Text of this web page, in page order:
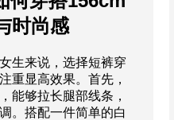
时尚感
生来说，选择短裤穿
重显高效果。首先，
能够拉长腿部线条，
。搭配一件简单的白